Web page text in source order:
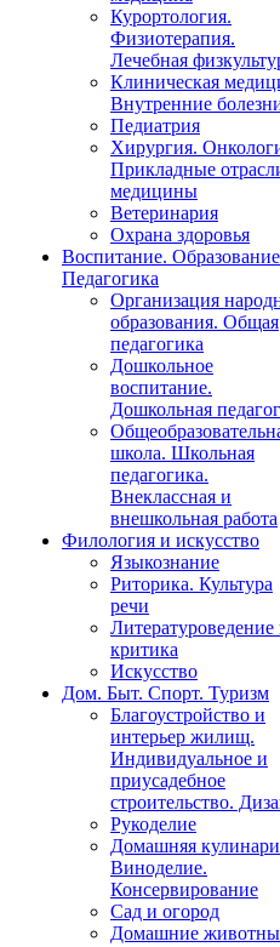
Курортология.
Физиотерапия.
Лечебная
Клиническая
Внутренние
Педиатрия
Хирургия.
Прикладные
медицины
Ветеринария
Охрана здоровья
Воспитание.
Педагогика
Организация
образования. Общая
педагогика
Дошкольное
воспитание.
Дошкольная
школа. Школьная
педагогика.
Внеклассная и
внешкольная работа
Филология и искусство
Языкознание
Риторика. Культура
речи
Литературоведение
критика
Искусство
Дом. Быт. Спорт. Туризм
Благоустройство и
интерьер жилищ.
Индивидуальное и
приусадебное
строительство.
Рукоделие
Домашняя
Виноделие.
Консервирование
Сад и огород
Домашние